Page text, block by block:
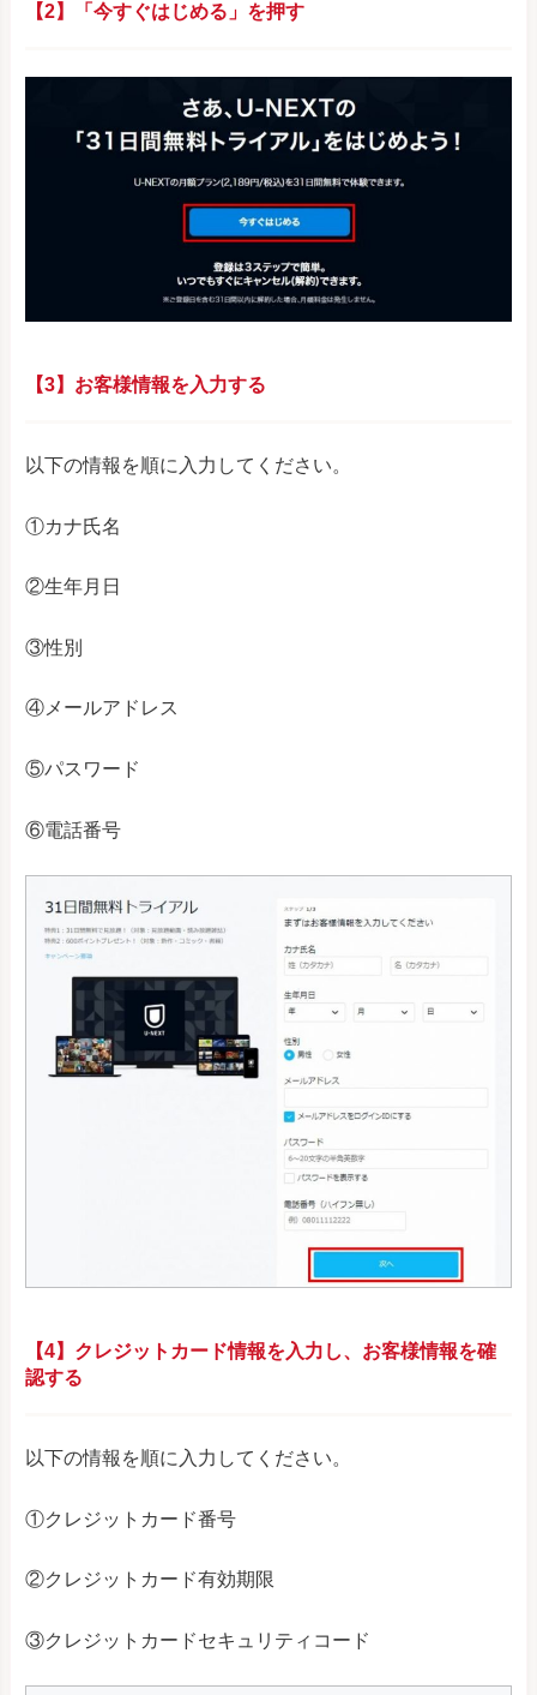
【2】「今すぐはじめる」を押す
【3】お客様情報を入力する
以下の情報を順に入力してください。
①カナ氏名
②生年月日
③性別
④メールアドレス
⑤パスワード
⑥電話番号
【4】クレジットカード情報を入力し、お客様情報を確
認する
以下の情報を順に入力してください。
①クレジットカード番号
②クレジットカード有効期限
③クレジットカードセキュリティコード